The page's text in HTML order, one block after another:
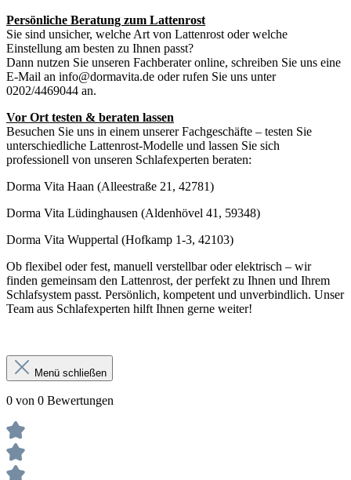
Persönliche Beratung zum Lattenrost
Sie sind unsicher, welche Art von Lattenrost oder welche
Einstellung am besten zu Ihnen passt?
Dann nutzen Sie unseren Fachberater online, schreiben Sie uns eine
E-Mail an info@dormavita.de oder rufen Sie uns unter
0202/4469044 an.
Vor Ort testen & beraten lassen
Besuchen Sie uns in einem unserer Fachgeschäfte – testen Sie
unterschiedliche Lattenrost-Modelle und lassen Sie sich
professionell von unseren Schlafexperten beraten:
Dorma Vita Haan (Alleestraße 21, 42781)
Dorma Vita Lüdinghausen (Aldenhövel 41, 59348)
Dorma Vita Wuppertal (Hofkamp 1-3, 42103)
Ob flexibel oder fest, manuell verstellbar oder elektrisch – wir
finden gemeinsam den Lattenrost, der perfekt zu Ihnen und Ihrem
Schlafsystem passt. Persönlich, kompetent und unverbindlich. Unser
Team aus Schlafexperten hilft Ihnen gerne weiter!
Menü schließen
0 von 0 Bewertungen